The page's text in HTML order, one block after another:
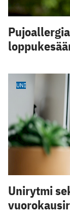
UNI
Unirytmi